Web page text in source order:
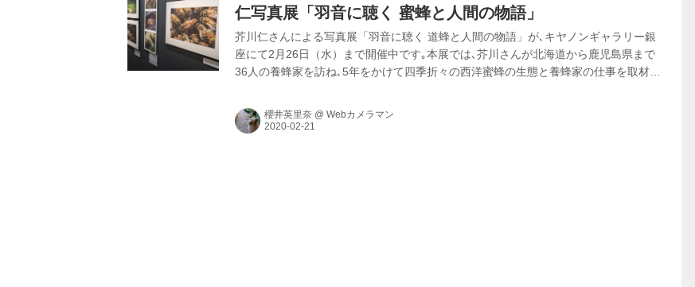
仁写真展「羽音に聴く 蜜蜂と人間の物語」
芥川仁さんによる写真展「羽音に聴く 道蜂と人間の物語」が､キヤノンギャラリー銀
座にて2月26日（水）まで開催中です｡本展では､芥川さんが北海道から鹿児島県まで
36人の養蜂家を訪ね､5年をかけて四季折々の西洋蜜蜂の生態と養蜂家の仕事を取材し
まで巡回します｡
櫻井英里奈 @ Webカメラマン